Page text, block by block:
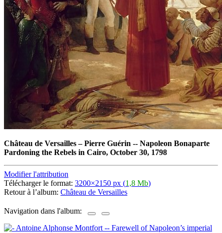
Château de Versailles–Pierre Guérin -- Napoleon Bonaparte
Pardoning the Rebels in Cairo, October 30, 1798
Modifier l'attribution
Télécharger le format: 3200×2150 px (1,8 Mb)
Retour à l’album: Château de Versailles
Navigation dans l'album: